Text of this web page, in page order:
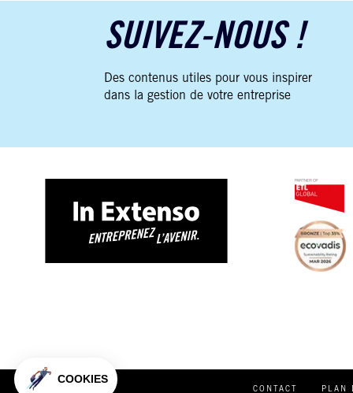
SUIVEZ-NOUS !
Des contenus utiles pour vous inspirer
dans la gestion de votre entreprise
CONTACT PLAN
Notre plateforme vous permet d'adapter et de gérer vos
COOKIES